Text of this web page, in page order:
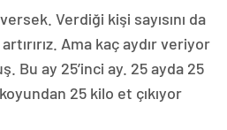
Verdiği kişi sayısını da
Ama kaç aydır veriyor
Bu ay 25’inci ay. 25 ayda 25
25 kilo et çıkıyor